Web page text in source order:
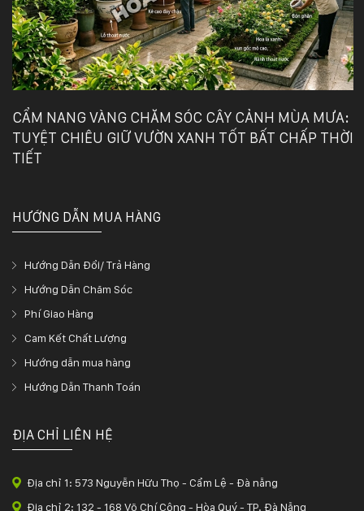
CẨM NANG VÀNG CHĂM SÓC CÂY CẢNH MÙA MƯA:
TUYỆT CHIÊU GIỮ VƯỜN XANH TỐT BẤT CHẤP THỜI
TIẾT
HƯỚNG DẪN MUA HÀNG
Hướng Dẫn Đổi/ Trả Hàng
Hướng Dẫn Chăm Sóc
Phí Giao Hàng
Cam Kết Chất Lượng
Hướng dẫn mua hàng
Hướng Dẫn Thanh Toán
ĐỊA CHỈ LIÊN HỆ
Địa chỉ 1: 573 Nguyễn Hữu Thọ - Cẩm Lệ - Đà nẵng
Địa chỉ 2: 132 - 168 Võ Chí Công - Hòa Quý - TP. Đà Nẵng